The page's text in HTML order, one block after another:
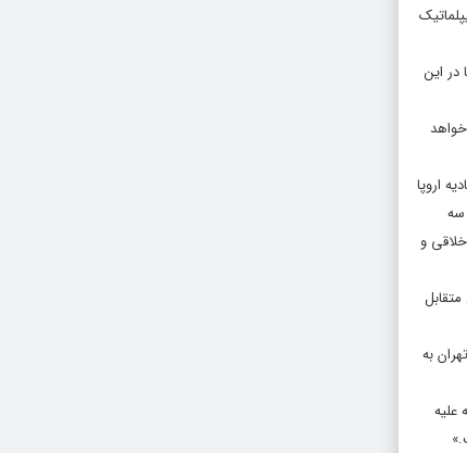
در این
اروپا
سه
و
به
علیه